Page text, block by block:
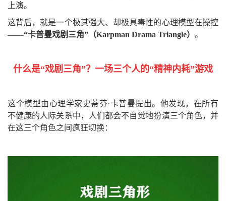
上演。
这背后，就是一个极其强大、却极具毒性的心理模型在操控
——“卡普曼戏剧三角”（Karpman Drama Triangle） 。
什么是“戏剧三角”？一场三个人的“精神内耗”游戏
这个模型由心理学家史蒂芬·卡普曼提出。他发现，在所有
不健康的人际关系中，人们都会不自觉地扮演三个角色，并
在这三个角色之间疯狂切换：